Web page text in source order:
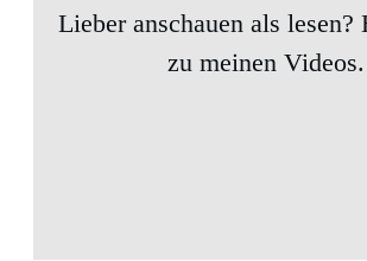
Lieber anschauen als lesen?
zu meinen Videos.